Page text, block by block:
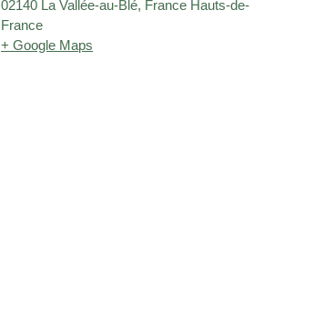
02140 La Vallée-au-Blé, France Hauts-de-
France
+ Google Maps